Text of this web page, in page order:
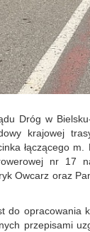
Dróg w
krajowej
łączącego
nr 17
Owcarz oraz
do opracowania
przepisami